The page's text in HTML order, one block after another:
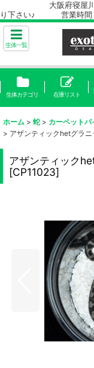
大阪府寝屋川市に店
り下さい♪ 営業時間
生体一覧
生体カテゴリ 在庫リスト
ホーム > 蛇 > カーペットパ
> アザンティックhetグラ
アザンティック
[CP11023]